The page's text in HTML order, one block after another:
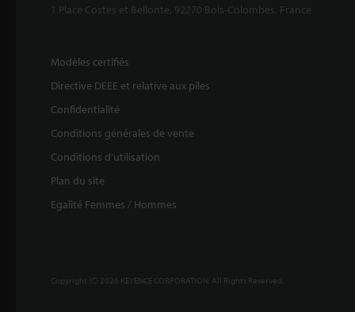
1 Place Costes et Bellonte, 92270 Bois-Colombes, France
Modèles certifiés
Directive DEEE et relative aux piles
Confidentialité
Conditions générales de vente
Conditions d'utilisation
Plan du site
Egalité Femmes / Hommes
Copyright (C) 2026 KEYENCE CORPORATION. All Rights Reserved.